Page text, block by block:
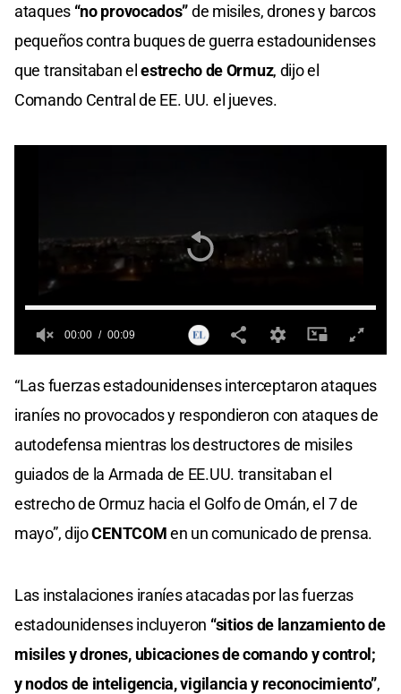
ataques“no provocados”de misiles, drones y barcos
pequeños contra buques de guerra estadounidenses
que transitaban elestrecho de Ormuz, dijo el
Comando Central de EE. UU. el jueves.
of
seconds
00:00 00:09
“Las fuerzas estadounidenses interceptaron ataques
iraníes no provocados y respondieron con ataques de
autodefensa mientras los destructores de misiles
guiados de la Armada de EE.UU. transitaban el
estrecho de Ormuz hacia el Golfo de Omán, el 7 de
mayo”, dijoCENTCOMen un comunicado de prensa.
Las instalaciones iraníes atacadas por las fuerzas
estadounidenses incluyeron “sitios de lanzamiento de
misiles y drones, ubicaciones de comando y control;
y nodos de inteligencia, vigilancia y reconocimiento”,